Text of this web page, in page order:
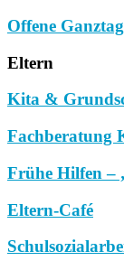
Offene
Eltern
Kita &
Fachberatung
Frühe Hilfen –
Eltern-Café